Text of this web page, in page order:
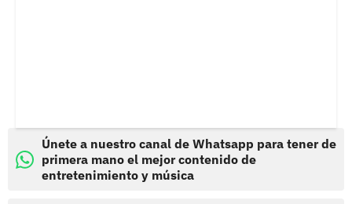
Únete a nuestro canal de Whatsapp para tener de
primera mano el mejor contenido de
entretenimiento y música